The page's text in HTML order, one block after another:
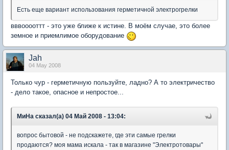
Есть еще вариант использования герметичной электрогрелки
вввооооттт - это уже ближе к истине. В моём случае, это более
земное и приемлимое оборудование
Jah
04 May 2008
Только чур - герметичную пользуйте, ладно? А то электричество
- дело такое, опасное и непростое...
МиНа сказал(а) 04 Май 2008 - 13:04:
вопрос бытовой - не подскажете, где эти самые грелки
продаются? моя мама искала - так в магазине "Электротовары"